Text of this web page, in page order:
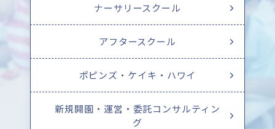
ナーサリースクール
アフタースクール
ポピンズ・ケイキ・ハワイ
新規開園・運営・委託コンサルティン
グ